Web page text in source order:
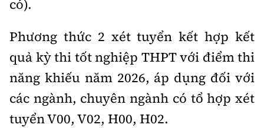
Thông tin tòa
soạn
có).
Phương thức 2 xét tuyển kết hợp kết
quả kỳ thi tốt nghiệp THPT với điểm thi
năng khiếu năm 2026, áp dụng đối với
các ngành, chuyên ngành có tổ hợp xét
tuyển V00, V02, H00, H02.